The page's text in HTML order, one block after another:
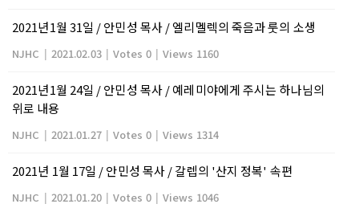
2021년1월 31일 / 안민성 목사 / 엘리멜렉의 죽음과 룻의 소생
NJHC | 2021.02.03 | Votes 0 | Views 1160
2021년1월 24일 / 안민성 목사 / 예레미야에게 주시는 하나님의
위로 내용
NJHC | 2021.01.27 | Votes 0 | Views 1314
2021년 1월 17일 / 안민성 목사 / 갈렙의 '산지 정복' 속편
NJHC | 2021.01.20 | Votes 0 | Views 1046